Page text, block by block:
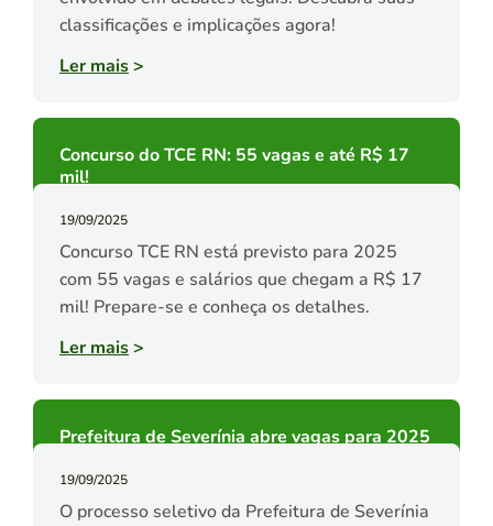
classificações e implicações agora!
Ler mais>
Concurso do TCE RN: 55 vagas e até R$ 17
mil!
19/09/2025
Concurso TCE RN está previsto para 2025
com 55 vagas e salários que chegam a R$ 17
mil! Prepare-se e conheça os detalhes.
Ler mais>
Prefeitura de Severínia abre vagas para 2025
19/09/2025
O processo seletivo da Prefeitura de Severínia